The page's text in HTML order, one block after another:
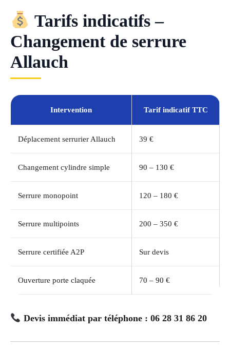
Tarifs indicatifs –
Changement de serrure
Allauch
Intervention Tarif indicatif TTC
Déplacement serrurier Allauch 39 €
Changement cylindre simple 90 – 130 €
Serrure monopoint 120 – 180 €
Serrure multipoints 200 – 350 €
Serrure certifiée A2P Sur devis
Ouverture porte claquée 70 – 90 €
Devis immédiat par téléphone : 06 28 31 86 20